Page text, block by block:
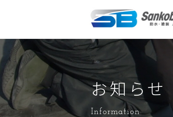
お知らせ
Information